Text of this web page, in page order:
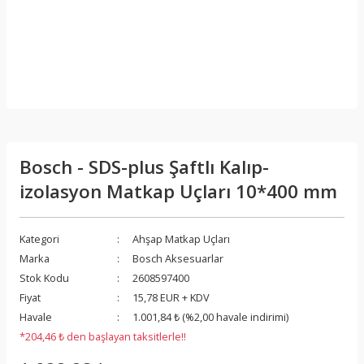
Bosch - SDS-plus Şaftlı Kalıp-
izolasyon Matkap Uçları 10*400 mm
Kategori
Ahşap Matkap Uçları
Marka
Bosch Aksesuarlar
Stok Kodu
2608597400
Fiyat
15,78 EUR + KDV
Havale
1.001,84 ₺ (%2,00 havale indirimi)
*204,46 ₺ den başlayan taksitlerle!!